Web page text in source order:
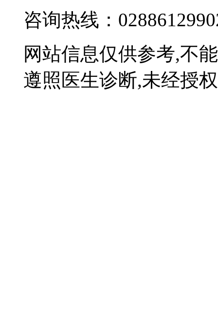
咨询热线：
网站信息仅供参考,不
遵照医生诊断,未经授